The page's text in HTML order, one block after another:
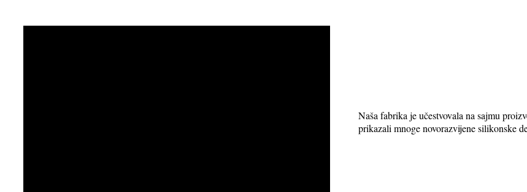
Naša fabrika je učestvovala na sajmu
prikazali mnoge novorazvijene silikonske